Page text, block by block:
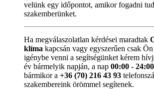
velünk egy időpontot, amikor fogadni
szakemberünket.
Ha megválaszolatlan kérdései maradtak
klíma kapcsán vagy egyszerűen csak
igénybe venni a segítségünket kérem
év bármelyik napján, a nap 00:00 - 24:00
bármikor a +36 (70) 216 43 93
szakembereink örömmel segítenek.